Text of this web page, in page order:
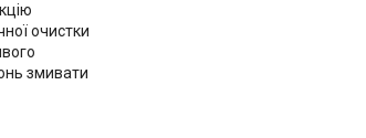
очистки
змивати